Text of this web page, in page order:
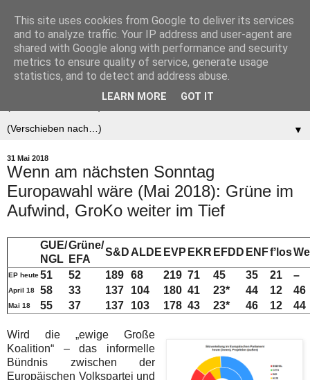
Der (europäische)
Föderalist
▼
31 Mai 2018
Wenn am nächsten Sonntag
Europawahl wäre (Mai 2018): Grüne im
Aufwind, GroKo weiter im Tief
GUE/
NGL
Grüne/
EFA
S&D ALDE EVP EKR EFDD ENFfʼlos
EP heute51 52 189 68 219 71 45 35 21 –
April 18 58 33 137 104 180 41 23* 44 12 46
Mai 18 55 37 137 103 178 43 23* 46 12 44
Wird die „ewige Große
Koalition“ – das informelle
Bündnis zwischen der
Europäischen Volkspartei und
This site uses cookies from Google to deliver its services
and to analyze traffic. Your IP address and user-agent are
shared with Google along with performance and security
metrics to ensure quality of service, generate usage
statistics, and to detect and address abuse.
LEARN MORE GOT IT